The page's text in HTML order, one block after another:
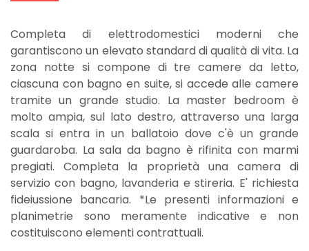
Completa di elettrodomestici moderni che
garantiscono un elevato standard di qualità di vita. La
zona notte si compone di tre camere da letto,
ciascuna con bagno en suite, si accede alle camere
tramite un grande studio. La master bedroom è
molto ampia, sul lato destro, attraverso una larga
scala si entra in un ballatoio dove c'è un grande
guardaroba. La sala da bagno è rifinita con marmi
pregiati. Completa la proprietà una camera di
servizio con bagno, lavanderia e stireria. E' richiesta
fideiussione bancaria. *Le presenti informazioni e
planimetrie sono meramente indicative e non
costituiscono elementi contrattuali.